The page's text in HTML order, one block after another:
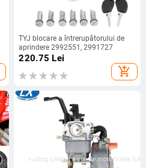
TYJ blocare a întrerupătorului de
aprindere 2992551, 2991727
220.75 Lei
add_shopping_cart